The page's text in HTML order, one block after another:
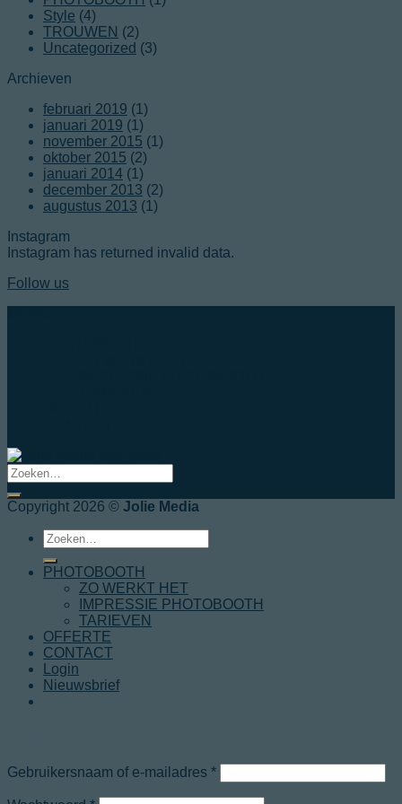
Style (4)
TROUWEN (2)
Uncategorized (3)
Archieven
februari 2019 (1)
januari 2019 (1)
november 2015 (1)
oktober 2015 (2)
januari 2014 (1)
december 2013 (2)
augustus 2013 (1)
Instagram
Instagram has returned invalid data.
Follow us
Copyright 2026 © Jolie Media
Zoeken
naar:
PHOTOBOOTH
ZO WERKT HET
IMPRESSIE PHOTOBOOTH
TARIEVEN
OFFERTE
CONTACT
Login
Nieuwsbrief
Gebruikersnaam of e-mailadres *